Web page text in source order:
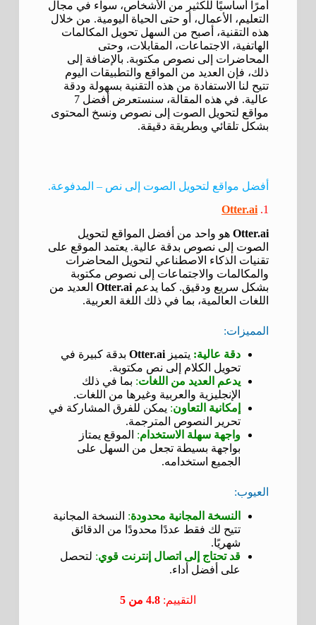
أمرًا أساسيًا للكثير من الأشخاص، سواء في مجال
التعليم، الأعمال، أو حتى الحياة اليومية. من خلال
هذه التقنية، أصبح من السهل تحويل المكالمات
الهاتفية، الاجتماعات، المقابلات، وحتى
المحاضرات إلى نصوص مكتوبة. بالإضافة إلى
ذلك، فإن العديد من المواقع والتطبيقات اليوم
تتيح لنا الاستفادة من هذه التقنية بسهولة ودقة
عالية. في هذه المقالة، سنستعرض أفضل 7
مواقع لتحويل الصوت إلى نصوص ونسخ المحتوى
بشكل تلقائي وبطريقة دقيقة.
أفضل مواقع لتحويل الصوت إلى نص – المدفوعة.
1.
Otter.ai
Otter.aiهو واحد من أفضل المواقع لتحويل
الصوت إلى نصوص بدقة عالية. يعتمد الموقع على
تقنيات الذكاء الاصطناعي لتحويل المحاضرات
والمكالمات والاجتماعات إلى نصوص مكتوبة
بشكل سريع ودقيق. كما يدعم Otter.aiالعديد من
اللغات العالمية، بما في ذلك اللغة العربية.
المميزات:
دقة عالية: يتميزOtter.aiبدقة كبيرة في
تحويل الكلام إلى نص مكتوبة.
يدعم العديد من اللغات: بما في ذلك
الإنجليزية والعربية وغيرها من اللغات.
إمكانية التعاون: يمكن للفرق المشاركة في
تحرير النصوص المترجمة.
واجهة سهلة الاستخدام: الموقع يمتاز
بواجهة بسيطة تجعل من السهل على
الجميع استخدامه.
العيوب:
النسخة المجانية محدودة: النسخة المجانية
تتيح لك فقط عددًا محدودًا من الدقائق
شهريًا.
قد تحتاج إلى اتصال إنترنت قوي: لتحصل
على أفضل أداء.
التقييم: 4.8 من 5